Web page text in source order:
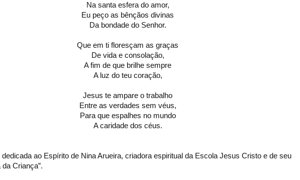
Na santa esfera do amor,
Eu peço as bênçãos divinas
Da bondade do Senhor.
Que em ti floresçam as graças
De vida e consolação,
A fim de que brilhe sempre
A luz do teu coração,
Jesus te ampare o trabalho
Entre as verdades sem véus,
Para que espalhes no mundo
A caridade dos céus.
ao Espírito de Nina Arueira, criadora espiritual da Escola Jesus Cristo e de seu
Criança”.